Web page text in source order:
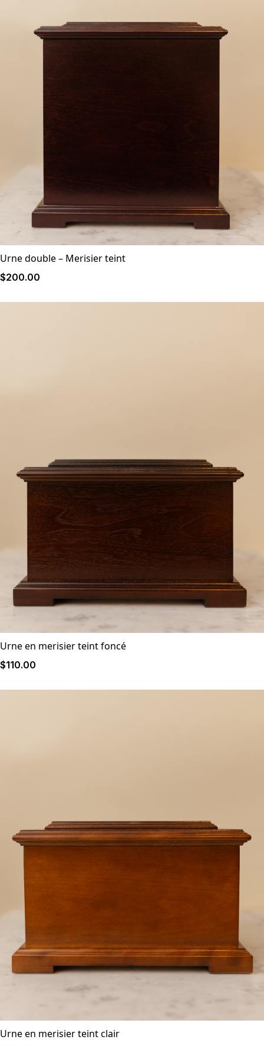
Urne double – Merisier teint
$200.00
Urne en merisier teint foncé
$110.00
Urne en merisier teint clair